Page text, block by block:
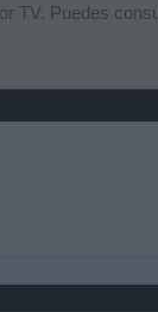
TV. Puedes